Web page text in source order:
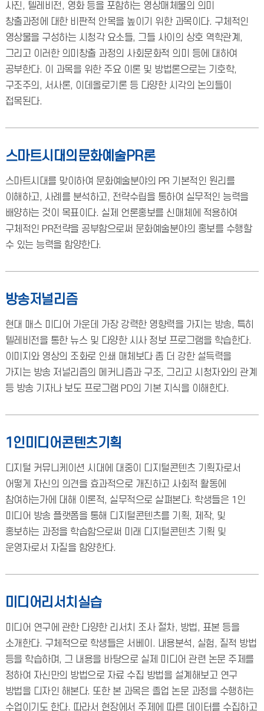
사진, 텔레비전, 영화 등을 포함하는 영상매체물의 의미
창출과정에 대한 비판적 안목을 높이기 위한 과목이다. 구체적인
영상물을 구성하는 시청각 요소들, 그들 사이의 상호 역학관계,
그리고 이러한 의미창출 과정의 사회문화적 의미 등에 대하여
공부한다. 이 과목을 위한 주요 이론 및 방법론으로는 기호학,
구조주의, 서사론, 이데올로기론 등 다양한 시각의 논의들이
접목된다.
스마트시대의문화예술PR론
스마트시대를 맞이하여 문화예술분야의 PR 기본적인 원리를
이해하고, 사례를 분석하고, 전략수립을 통하여 실무적인 능력을
배양하는 것이 목표이다. 실제 언론홍보를 신매체에 적용하여
구체적인 PR전략을 공부함으로써 문화예술분야의 홍보를 수행할
수 있는 능력을 함양한다.
방송저널리즘
현대 매스 미디어 가운데 가장 강력한 영향력을 가지는 방송, 특히
텔레비전을 통한 뉴스 및 다양한 시사 정보 프로그램을 학습한다.
이미지와 영상의 조화로 인쇄 매체보다 좀 더 강한 설득력을
가지는 방송 저널리즘의 메커니즘과 구조, 그리고 시청자와의 관계
등 방송 기자나 보도 프로그램 PD의 기본 지식을 이해한다.
1인미디어콘텐츠기획
디지털 커뮤니케이션 시대에 대중이 디지털콘텐츠 기획자로서
어떻게 자신의 의견을 효과적으로 개진하고 사회적 활동에
참여하는가에 대해 이론적, 실무적으로 살펴본다. 학생들은 1인
미디어 방송 플랫폼을 통해 디지털콘텐츠를 기획, 제작, 및
홍보하는 과정을 학습함으로써 미래 디지털콘텐츠 기획 및
운영자로서 자질을 함양한다.
미디어리서치실습
미디어 연구에 관한 다양한 리서치 조사 절차, 방법, 표본 등을
소개한다. 구체적으로 학생들은 서베이. 내용분석, 실험, 질적 방법
등을 학습하며, 그 내용을 바탕으로 실제 미디어 관련 논문 주제를
정하여 자신만의 방법으로 자료 수집 방법을 설계해보고 연구
방법을 디자인 해본다. 또한 본 과목은 졸업 논문 과정을 수행하는
수업이기도 한다. 따라서 현장에서 주제에 따른 데이터를 수집하고